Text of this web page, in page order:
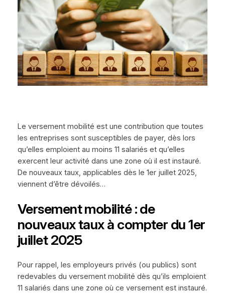
Le versement mobilité est une contribution que toutes
les entreprises sont susceptibles de payer, dès lors
qu’elles emploient au moins 11 salariés et qu’elles
exercent leur activité dans une zone où il est instauré.
De nouveaux taux, applicables dès le 1er juillet 2025,
viennent d’être dévoilés…
Versement mobilité : de
nouveaux taux à compter du 1er
juillet 2025
Pour rappel, les employeurs privés (ou publics) sont
redevables du versement mobilité dès qu’ils emploient
11 salariés dans une zone où ce versement est instauré.